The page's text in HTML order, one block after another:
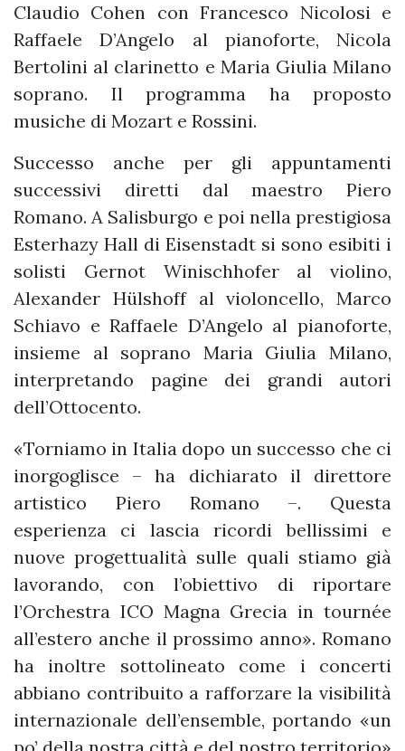
Claudio Cohen con Francesco Nicolosi e
Raffaele D’Angelo al pianoforte, Nicola
Bertolini al clarinetto e Maria Giulia Milano
soprano. Il programma ha proposto
musiche di Mozart e Rossini.
Successo anche per gli appuntamenti
successivi diretti dal maestro Piero
Romano. A Salisburgo e poi nella prestigiosa
Esterhazy Hall di Eisenstadt si sono esibiti i
solisti Gernot Winischhofer al violino,
Alexander Hülshoff al violoncello, Marco
Schiavo e Raffaele D’Angelo al pianoforte,
insieme al soprano Maria Giulia Milano,
interpretando pagine dei grandi autori
dell’Ottocento.
«Torniamo in Italia dopo un successo che ci
inorgoglisce – ha dichiarato il direttore
artistico Piero Romano –. Questa
esperienza ci lascia ricordi bellissimi e
nuove progettualità sulle quali stiamo già
lavorando, con l’obiettivo di riportare
l’Orchestra ICO Magna Grecia in tournée
all’estero anche il prossimo anno». Romano
ha inoltre sottolineato come i concerti
abbiano contribuito a rafforzare la visibilità
internazionale dell’ensemble, portando «un